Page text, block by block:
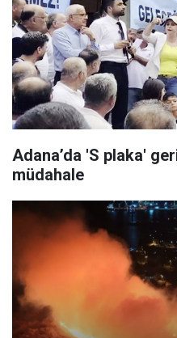
Adana’da 'S plaka'
müdahale